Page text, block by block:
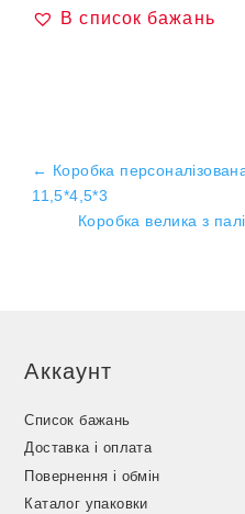
В список бажань
← Коробка
11,5*4,5*3
Коробка велика з
Аккаунт
Список бажань
Доставка і оплата
Повернення і обмін
Каталог упаковки